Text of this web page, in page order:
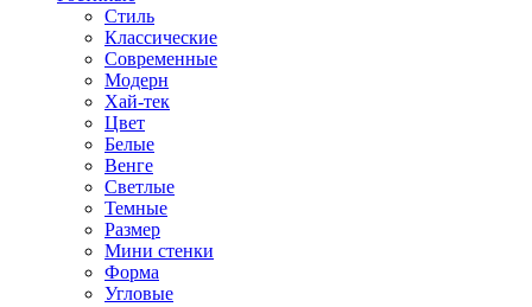
Стиль
Классические
Современные
Модерн
Хай-тек
Цвет
Белые
Венге
Светлые
Темные
Размер
Мини стенки
Форма
Угловые